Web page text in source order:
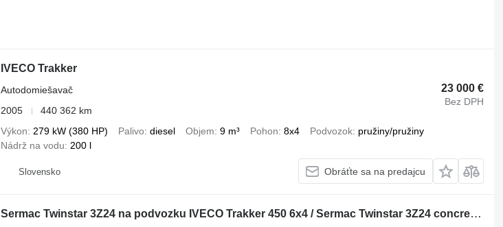
IVECO Trakker
23 000 €
Bez DPH
Autodomiešavač
2005
440 362 km
Výkon
279 kW (380 HP) Palivo diesel Objem 9 m³ Pohon 8x4 Podvozok pružiny/pružiny
Nádrž na vodu
200 l
Slovensko Obráťte sa na predajcu
Sermac Twinstar 3Z24 na podvozku IVECO Trakker 450 6x4 / Sermac Twinstar 3Z24 concrete mixer pump / Rem